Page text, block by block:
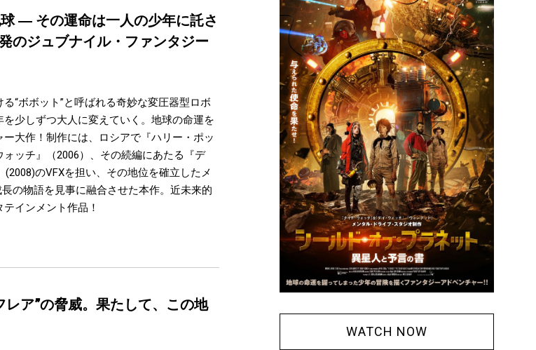
― その運命は一人の少年に託さ
のジュブナイル・ファンタジー
“ボボット”と呼ばれる奇妙な変圧器型ロボ
少しずつ大人に変えていく。地球の命運を
大作！制作には、ロシアで『ハリー・ポッ
ッチ』（2006）、その続編にあたる『デ
のVFXを担い、その地位を確立したメ
の物語を見事に融合させた本作。近未来的
インメント作品！
ア”の脅威。果たして、この地
WATCH NOW